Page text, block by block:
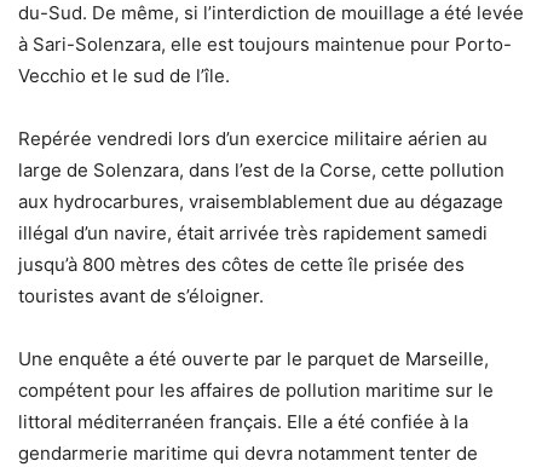
du-Sud. De même, si l’interdiction de mouillage a été levée
à Sari-Solenzara, elle est toujours maintenue pour Porto-
Vecchio et le sud de l’île.
Repérée vendredi lors d’un exercice militaire aérien au
large de Solenzara, dans l’est de la Corse, cette pollution
aux hydrocarbures, vraisemblablement due au dégazage
illégal d’un navire, était arrivée très rapidement samedi
jusqu’à 800 mètres des côtes de cette île prisée des
touristes avant de s’éloigner.
Une enquête a été ouverte par le parquet de Marseille,
compétent pour les affaires de pollution maritime sur le
littoral méditerranéen français. Elle a été confiée à la
gendarmerie maritime qui devra notamment tenter de